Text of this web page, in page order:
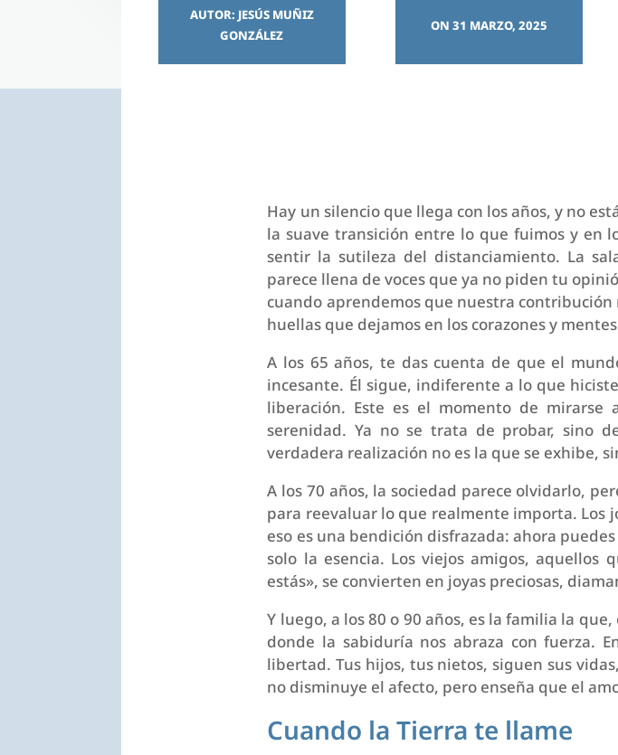
AUTOR: JESÚS MUÑIZ
GONZÁLEZ
ON 31 MARZO, 2025
Hay un silencio que llega con los años, y no
la suave transición entre lo que fuimos y en
sentir la sutileza del distanciamiento. La
parece llena de voces que ya no piden tu
cuando aprendemos que nuestra
huellas que dejamos en los corazones y
A los 65 años, te das cuenta de que el
incesante. Él sigue, indiferente a lo que
liberación. Este es el momento de
serenidad. Ya no se trata de probar, sino
verdadera realización no es la que se exhibe,
A los 70 años, la sociedad parece olvidarlo,
para reevaluar lo que realmente importa. Los
eso es una bendición disfrazada: ahora
solo la esencia. Los viejos amigos, aquellos
estás», se convierten en joyas preciosas,
Y luego, a los 80 o 90 años, es la familia la
donde la sabiduría nos abraza con fuerza.
libertad. Tus hijos, tus nietos, siguen sus
no disminuye el afecto, pero enseña que el
Cuando la Tierra te llame